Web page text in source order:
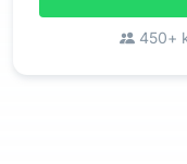
450+